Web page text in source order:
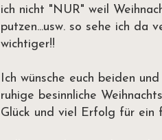
ich nicht "NUR" weil
putzen...usw. so sehe ich da
wichtiger!!
Ich wünsche euch beiden
ruhige besinnliche
Glück und viel Erfolg für ein